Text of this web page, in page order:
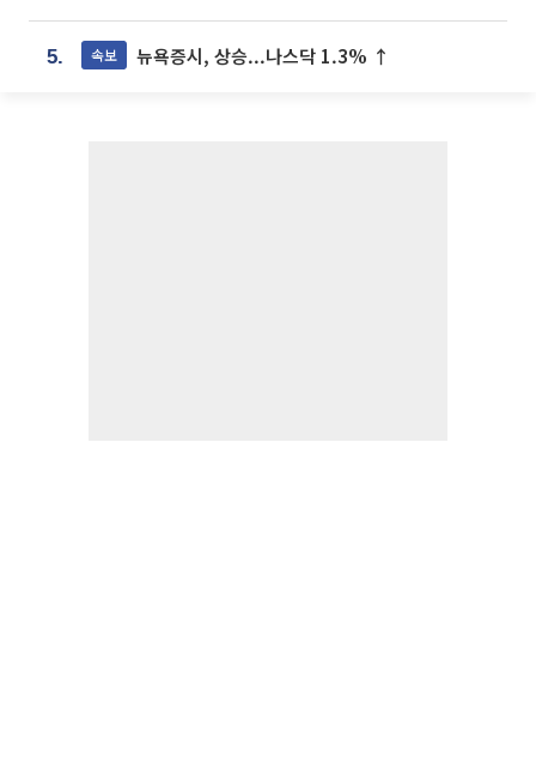
5. 속보 뉴욕증시, 상승...나스닥 1.3% ↑